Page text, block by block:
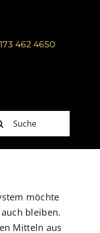
462 4650
möchte
bleiben.
Mitteln aus